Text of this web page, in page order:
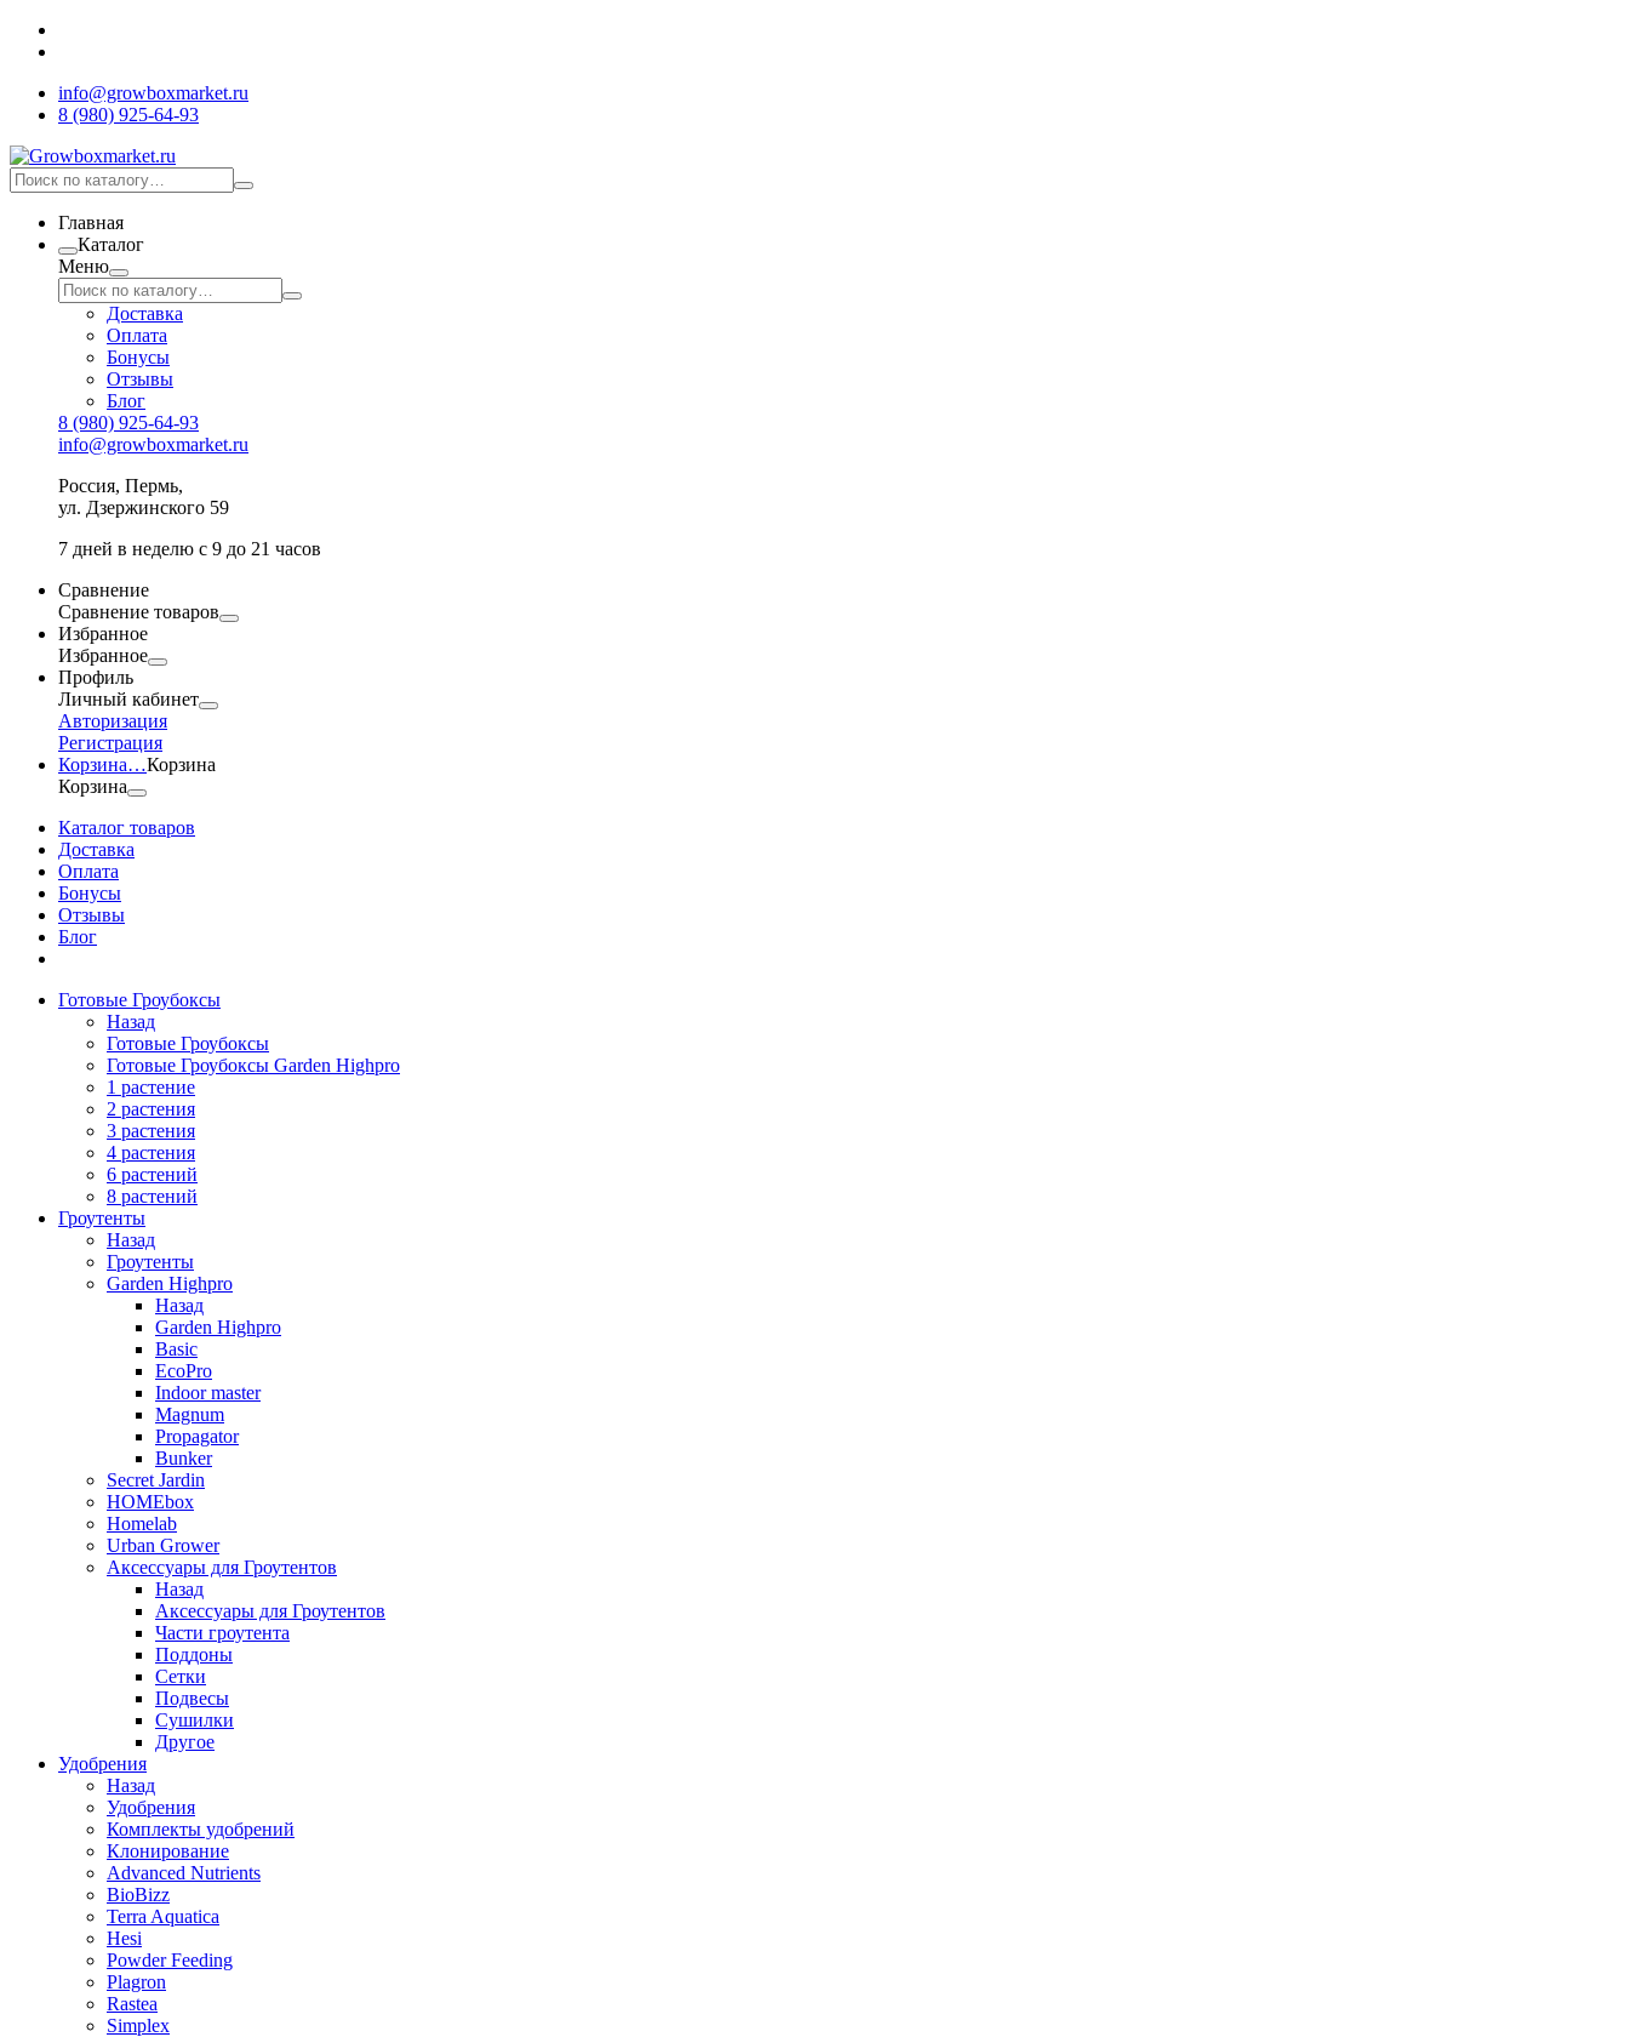
info@growboxmarket.ru
8 (980) 925-64-93
Главная
Каталог
Меню
Доставка
Оплата
Бонусы
Отзывы
Блог
8 (980) 925-64-93
info@growboxmarket.ru
Россия, Пермь,
ул. Дзержинского 59
7 дней в неделю с 9 до 21 часов
Сравнение
Сравнение товаров
Избранное
Избранное
Профиль
Личный кабинет
Авторизация
Регистрация
Корзина…Корзина
Корзина
Каталог товаров
Доставка
Оплата
Бонусы
Отзывы
Блог
Готовые Гроубоксы
Назад
Готовые Гроубоксы
Готовые Гроубоксы Garden Highpro
1 растение
2 растения
3 растения
4 растения
6 растений
8 растений
Гроутенты
Назад
Гроутенты
Garden Highpro
Назад
Garden Highpro
Basic
EcoPro
Indoor master
Magnum
Propagator
Bunker
Secret Jardin
HOMEbox
Homelab
Urban Grower
Аксессуары для Гроутентов
Назад
Аксессуары для Гроутентов
Части гроутента
Поддоны
Сетки
Подвесы
Сушилки
Другое
Удобрения
Назад
Удобрения
Комплекты удобрений
Клонирование
Advanced Nutrients
BioBizz
Terra Aquatica
Hesi
Powder Feeding
Plagron
Rastea
Simplex